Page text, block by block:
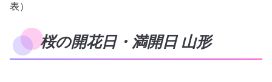
表）
桜の開花日・満開日 山形